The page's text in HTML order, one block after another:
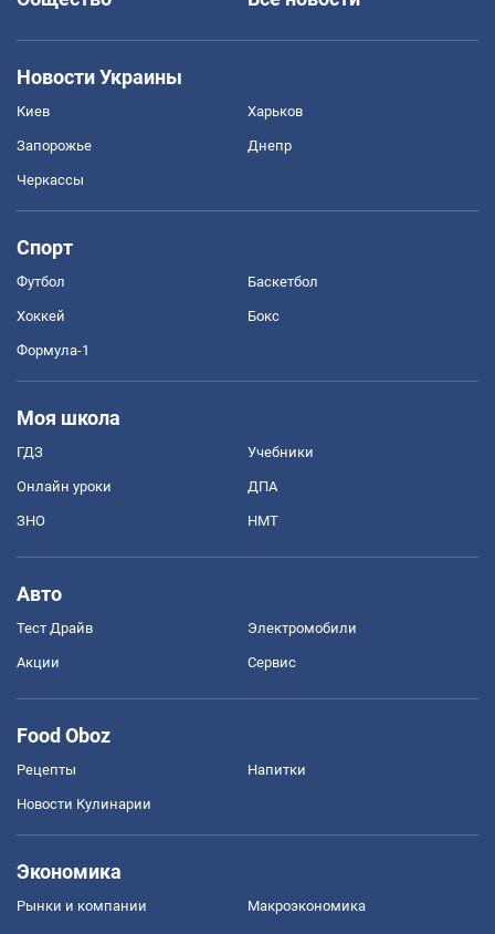
Новости Украины
Киев Харьков
Запорожье Днепр
Черкассы
Спорт
Футбол Баскетбол
Хоккей Бокс
Формула-1
Моя школа
ГДЗ Учебники
Онлайн уроки ДПА
ЗНО НМТ
Авто
Тест Драйв Электромобили
Акции Сервис
Food Oboz
Рецепты Напитки
Новости Кулинарии
Экономика
Рынки и компании Mакроэкономика